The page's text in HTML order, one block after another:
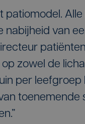
van
zowel de
per leefgroep
toenemende